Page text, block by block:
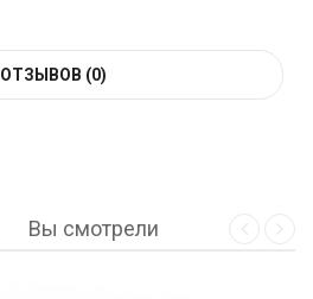
ОТЗЫВОВ (0)
Вы смотрели